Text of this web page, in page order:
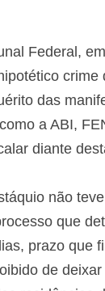
Federal,
das
a ABI,
diante
não
que
prazo que
de